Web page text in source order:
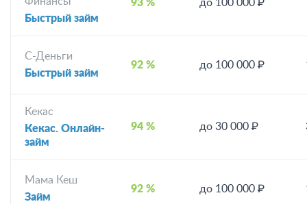
Быстрый займ
93 % до 100 000 ₽
С-Деньги
Быстрый займ
92 % до 100 000 ₽
Кекас
Кекас. Онлайн-
займ
94 % до 30 000 ₽
Мама Кеш
Займ
92 % до 100 000 ₽